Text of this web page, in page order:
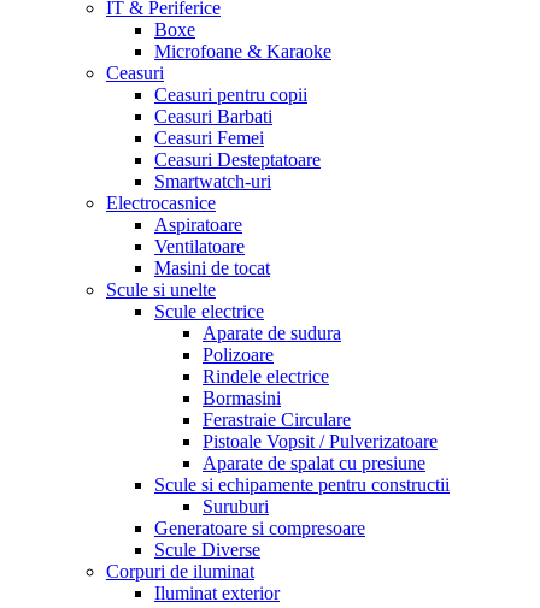
IT & Periferice
Boxe
Microfoane & Karaoke
Ceasuri
Ceasuri pentru copii
Ceasuri Barbati
Ceasuri Femei
Ceasuri Desteptatoare
Smartwatch-uri
Electrocasnice
Aspiratoare
Ventilatoare
Masini de tocat
Scule si unelte
Scule electrice
Aparate de sudura
Polizoare
Rindele electrice
Bormasini
Ferastraie Circulare
Pistoale Vopsit / Pulverizatoare
Aparate de spalat cu presiune
Scule si echipamente pentru constructii
Suruburi
Generatoare si compresoare
Scule Diverse
Corpuri de iluminat
Iluminat exterior